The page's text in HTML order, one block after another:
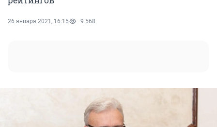
26 января 2021, 16:15 9 568